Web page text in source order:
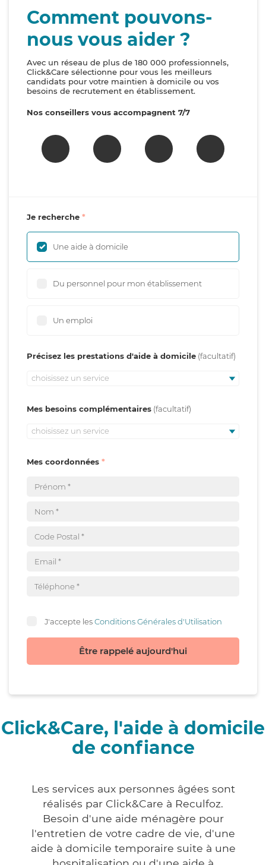
Comment pouvons-
nous vous aider ?
Avec un réseau de plus de 180 000 professionnels,
Click&Care sélectionne pour vous les meilleurs
candidats pour votre maintien à domicile ou vos
besoins de recrutement en établissement.
Nos conseillers vous accompagnent 7/7
Je recherche
Une aide à domicile
Du personnel pour mon établissement
Un emploi
Précisez les prestations d'aide à domicile
choisissez un service
Mes besoins complémentaires
choisissez un service
Mes coordonnées
J'accepte lesConditions Générales d'Utilisation
Être rappelé aujourd'hui
Click&Care, l'aide à domicile
de confiance
Les services aux personnes âgées sont
réalisés par Click&Care à Reculfoz.
Besoin d'une aide ménagère pour
l'entretien de votre cadre de vie, d'une
aide à domicile temporaire suite à une